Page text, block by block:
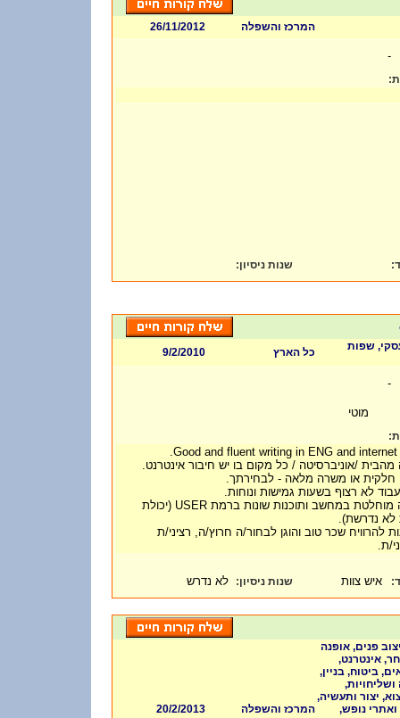
המרכז והשפלה 26/11/2012
-
שנות ניסיון:
שפות כל הארץ 9/2/2010
-
מוטי
Good and fluent writing in ENG and internet
מהבית /אוניברסיטה / כל מקום בו יש חיבור אינטרנט.
או משרה מלאה - לבחירתך.
לא רצוף בשעות גמישות ונוחות.
שליטה מוחלטת במחשב ותוכנות שונות ברמת USER (יכולת
לא נדרשת).
להרוויח שכר טוב והוגן לבחור/ה חרוץ/ה, רציני/ת
ת.
איש צוות שנות ניסיון: לא נדרש
פנים, אופנה
אינטרנט,
ביטוח, בניין,
יצור ותעשיה,
נופש,
המרכז והשפלה 20/2/2013